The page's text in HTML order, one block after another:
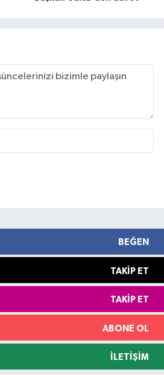
BEĞEN
TAKIP ET
TAKIP ET
ABONE OL
İLETIŞIM